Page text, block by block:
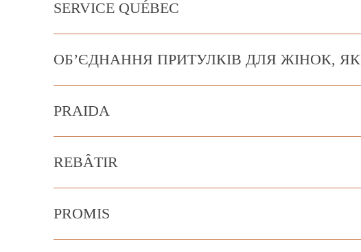
SERVICE QUÉBEC
ОБ’ЄДНАННЯ ПРИТУЛКІВ ДЛЯ ЖІНОК,
PRAIDA
REBÂTIR
PROMIS